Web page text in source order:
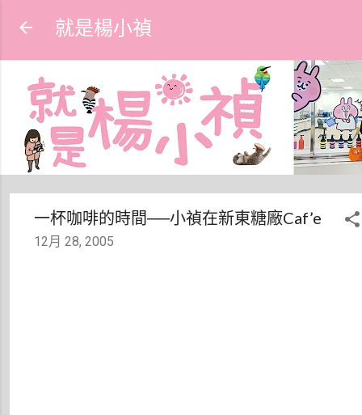
就是楊小禎
一杯咖啡的時間──小禎在新東糖廠Caf’e
12月 28, 2005